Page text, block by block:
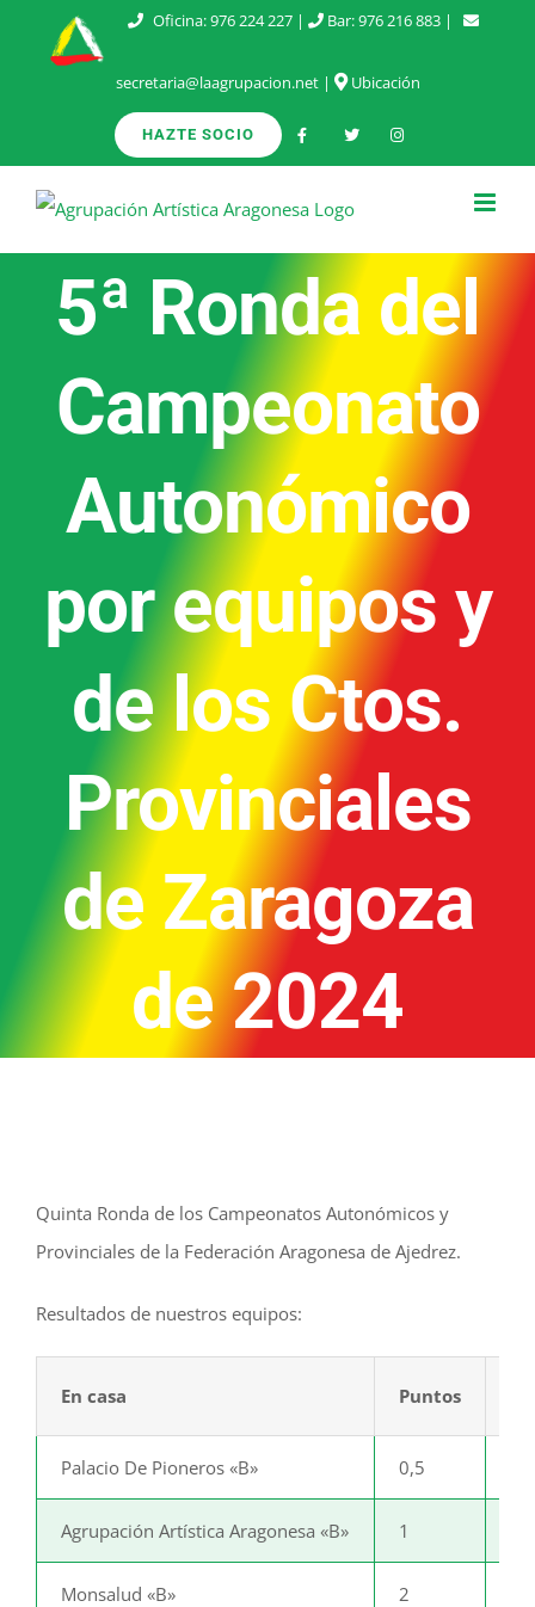
Oficina:976 224 227 | Bar:976 216 883 |
secretaria@laagrupacion.net| Ubicación
HAZTE SOCIO
5ª Ronda del
Campeonato
Autonómico
por equipos y
de los Ctos.
Provinciales
de Zaragoza
de 2024
Quinta Ronda de los Campeonatos Autonómicos y
Provinciales de la Federación Aragonesa de Ajedrez.
Resultados de nuestros equipos:
En casa Puntos
Palacio De Pioneros «B» 0,5
Agrupación Artística Aragonesa «B» 1
Monsalud «B» 2